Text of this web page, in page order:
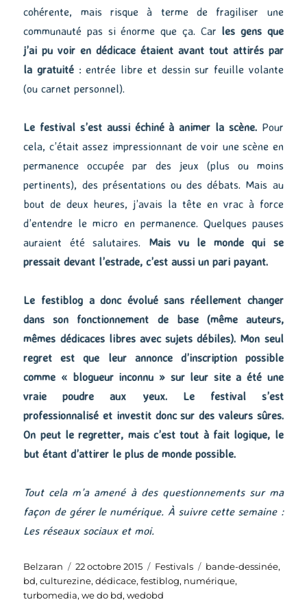
cohérente, mais risque à terme de fragiliser une
communauté pas si énorme que ça. Car les gens que
j’ai pu voir en dédicace étaient avant tout attirés par
la gratuité : entrée libre et dessin sur feuille volante
(ou carnet personnel).
Le festival s’est aussi échiné à animer la scène.Pour
cela, c’était assez impressionnant de voir une scène en
permanence occupée par des jeux (plus ou moins
pertinents), des présentations ou des débats. Mais au
bout de deux heures, j’avais la tête en vrac à force
d’entendre le micro en permanence. Quelques pauses
auraient été salutaires. Mais vu le monde qui se
pressait devant l’estrade, c’est aussi un pari payant.
Le festiblog a donc évolué sans réellement changer
dans son fonctionnement de base (même auteurs,
mêmes dédicaces libres avec sujets débiles). Mon seul
regret est que leur annonce d’inscription possible
comme « blogueur inconnu » sur leur site a été une
vraie poudre aux yeux. Le festival s’est
professionnalisé et investit donc sur des valeurs sûres.
On peut le regretter, mais c’est tout à fait logique, le
but étant d’attirer le plus de monde possible.
Tout cela m’a amené à des questionnements sur ma
façon de gérer le numérique. À suivre cette semaine :
Les réseaux sociaux et moi.
Auteur
Belzaran
Publié
le
22 octobre 2015 Catégories
Festivals Étiquettes
bande-dessinée,
bd,culturezine,dédicace,festiblog, numérique,
turbomedia,we do bd,wedobd